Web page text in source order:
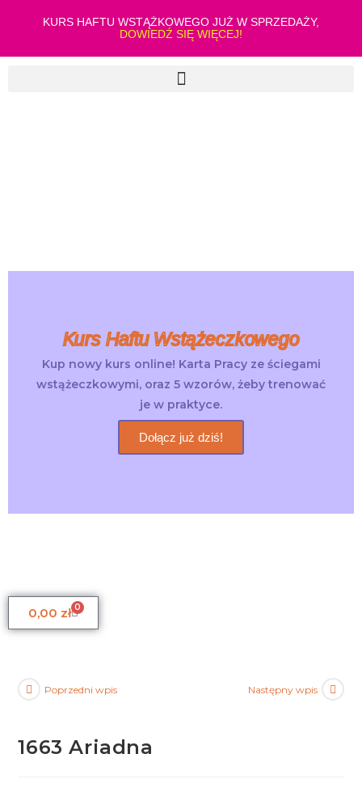
KURS HAFTU WSTĄŻKOWEGO JUŻ W SPRZEDAŻY,
DOWIEDŹ SIĘ WIĘCEJ!
Kurs Haftu Wstążeczkowego
Kup nowy kurs online! Karta Pracy ze ściegami
wstążeczkowymi, oraz 5 wzorów, żeby trenować
je w praktyce.
Dołącz już dziś!
0,00 zł 0
Poprzedni wpis Następny wpis
1663 Ariadna